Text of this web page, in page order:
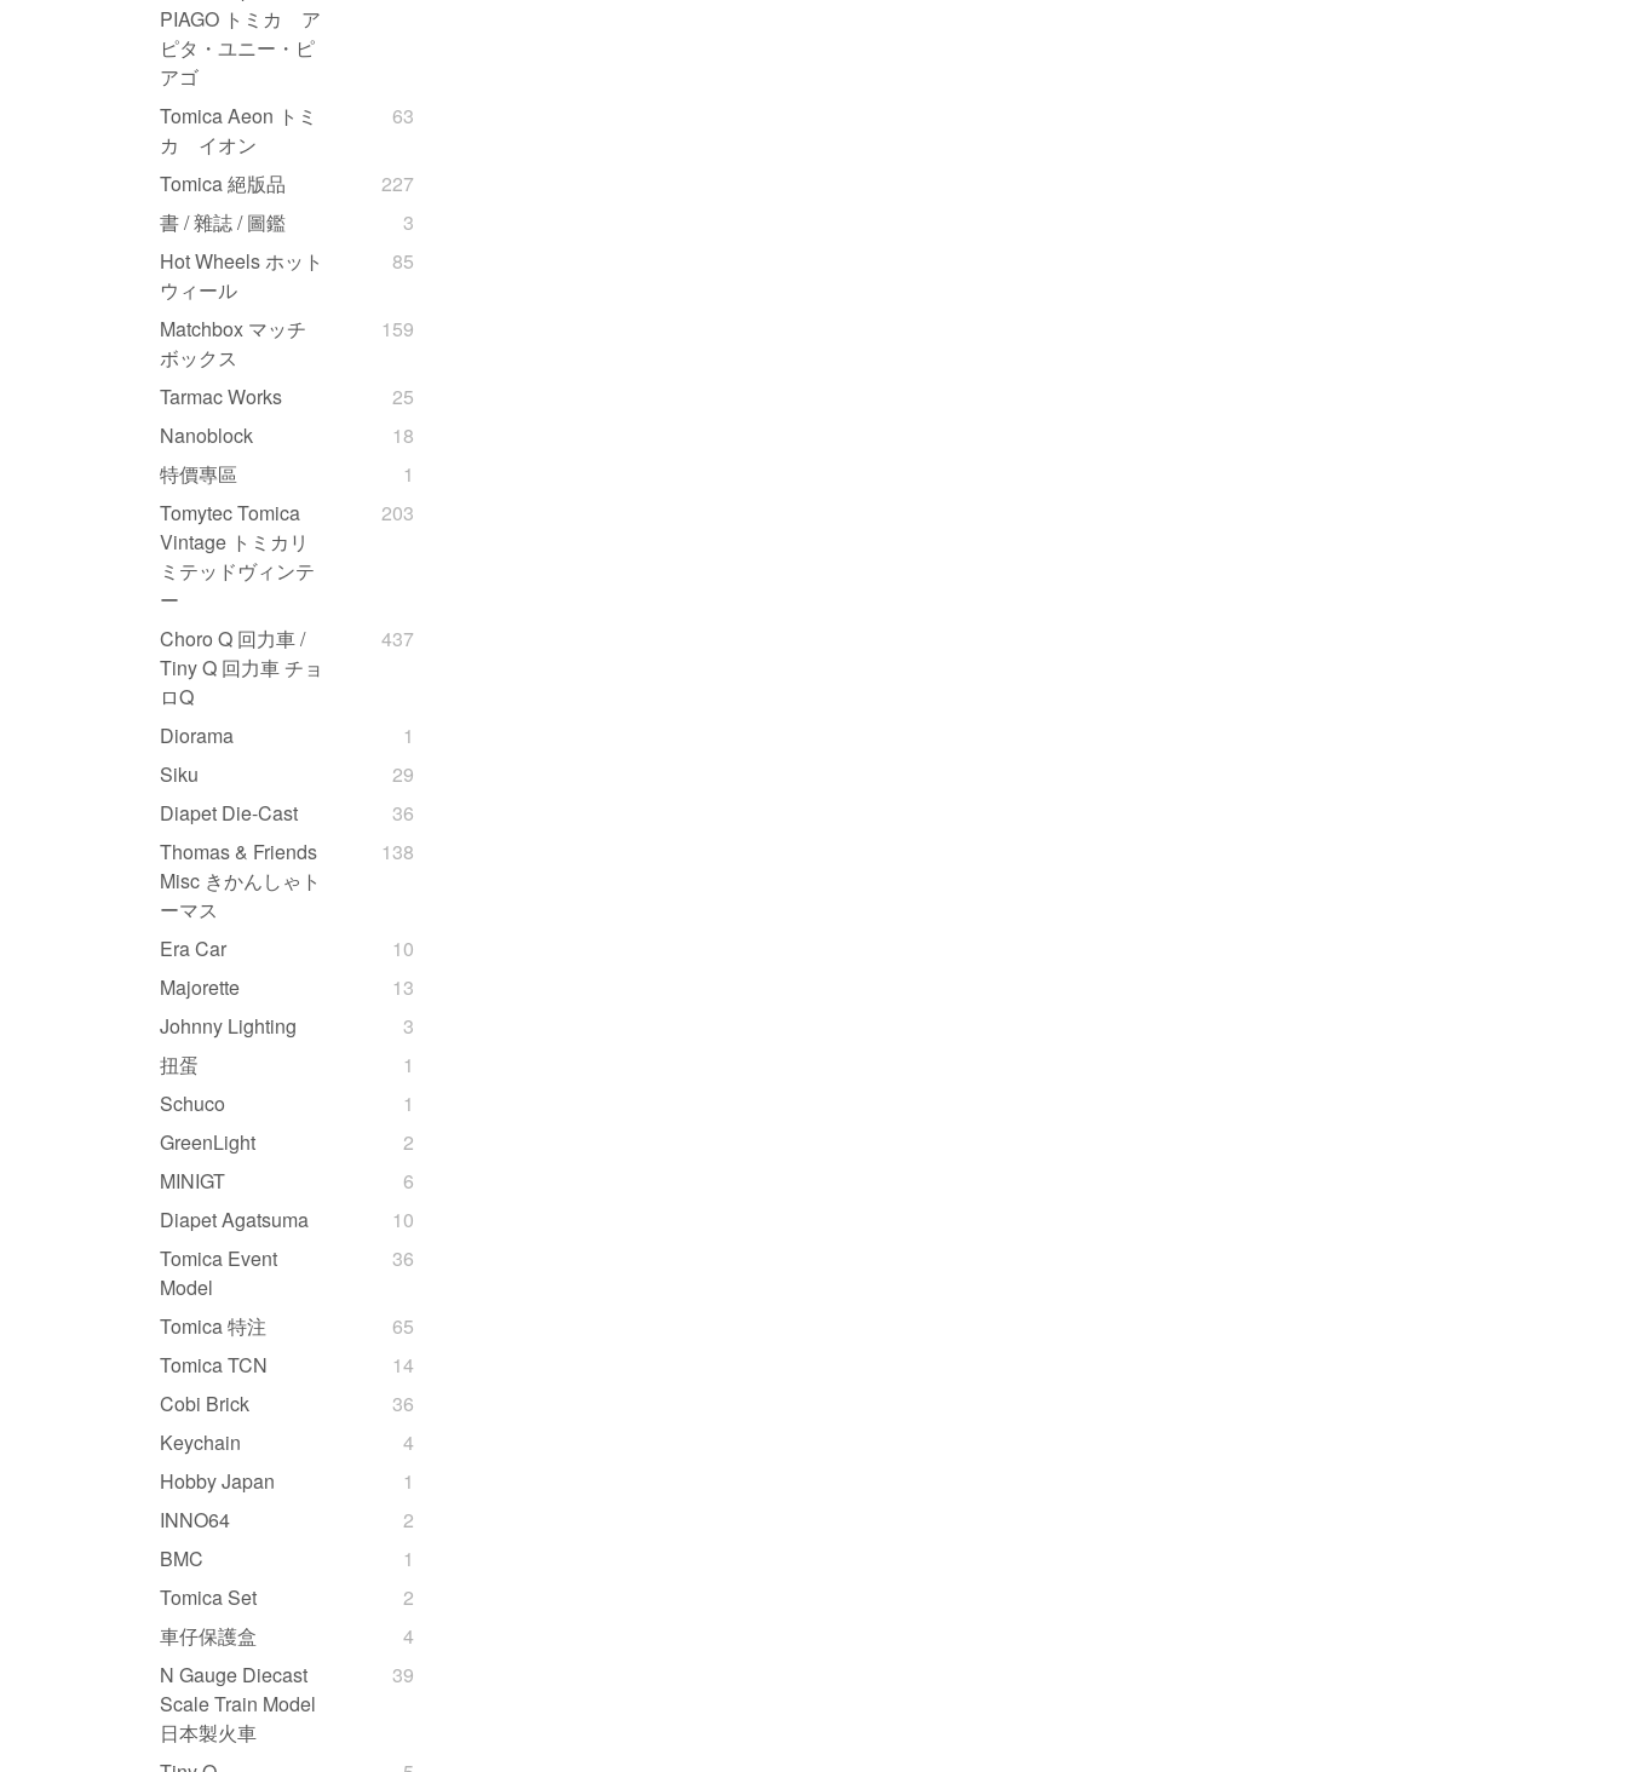
PIAGO トミカ ア
ピタ・ユニー・ピ
アゴ
Tomica Aeon トミ
カ イオン
63
Tomica 絕版品
227
書 / 雜誌 / 圖鑑
3
Hot Wheels ホット
ウィール
85
Matchbox マッチ
ボックス
159
Tarmac Works
25
Nanoblock
18
特價專區
1
Tomytec Tomica
Vintage トミカリ
ミテッドヴィンテ
ー
203
Choro Q 回力車 /
Tiny Q 回力車 チョ
ロQ
437
Diorama
1
Siku
29
Diapet Die-Cast
36
Thomas & Friends
Misc きかんしゃト
ーマス
138
Era Car
10
Majorette
13
Johnny Lighting
3
扭蛋
1
Schuco
1
GreenLight
2
MINIGT
6
Diapet Agatsuma
10
Tomica Event
Model
36
Tomica 特注
65
Tomica TCN
14
Cobi Brick
36
Keychain
4
Hobby Japan
1
INNO64
2
BMC
1
Tomica Set
2
車仔保護盒
4
N Gauge Diecast
Scale Train Model
日本製火車
39